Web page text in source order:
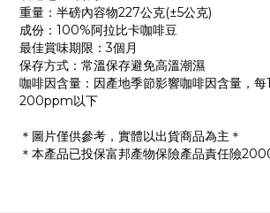
重量：半磅內容物227公克(±5公克)
成份：100%阿拉比卡咖啡豆
最佳賞味期限：3個月
保存方式：常溫保存避免高溫潮濕
咖啡因含量：因產地季節影響咖啡因含量，
200ppm以下
＊圖片僅供參考，實體以出貨商品為主＊
＊本產品已投保富邦產物保險產品責任險